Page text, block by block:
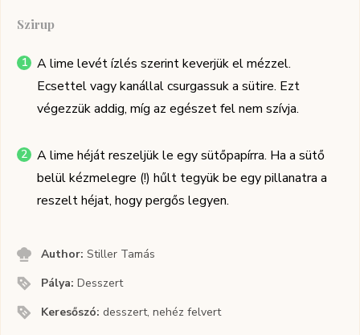
Szirup
A lime levét ízlés szerint keverjük el mézzel.
Ecsettel vagy kanállal csurgassuk a sütire. Ezt
végezzük addig, míg az egészet fel nem szívja.
A lime héját reszeljük le egy sütőpapírra. Ha a sütő
belül kézmelegre (!) hűlt tegyük be egy pillanatra a
reszelt héjat, hogy pergős legyen.
Author:Stiller Tamás
Pálya:Desszert
Keresőszó:desszert, nehéz felvert